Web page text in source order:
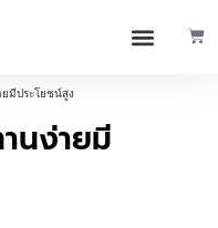
มีประโยชน์สูง
นง่ายมี